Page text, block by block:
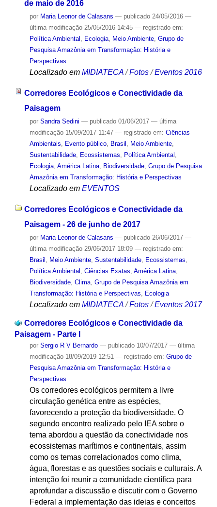
de maio de 2016
por Maria Leonor de Calasans — publicado24/05/2016 —
última modificação25/05/2016 14:45 — registrado em:
Política Ambiental , Ecologia, Meio Ambiente, Grupo de
Pesquisa Amazônia em Transformação: História e
Perspectivas
Localizado em MIDIATECA /Fotos /Eventos 2016
Corredores Ecológicos e Conectividade da
Paisagem
por Sandra Sedini — publicado01/06/2017 — última
modificação15/09/2017 11:47 — registrado em: Ciências
Ambientais, Evento público, Brasil , Meio Ambiente,
Sustentabilidade, Ecossistemas, Política Ambiental ,
Ecologia, América Latina, Biodiversidade, Grupo de Pesquisa
Amazônia em Transformação: História e Perspectivas
Localizado em EVENTOS
Corredores Ecológicos e Conectividade da
Paisagem - 26 de junho de 2017
por Maria Leonor de Calasans — publicado26/06/2017 —
última modificação29/06/2017 18:09 — registrado em:
Brasil
Meio Ambiente, Sustentabilidade, Ecossistemas
Política Ambiental Ciências Exatas América Latina,
Biodiversidade, Clima, Grupo de Pesquisa Amazônia em
Transformação: História e Perspectivas
Ecologia
Localizado em MIDIATECA /Fotos /Eventos 2017
Corredores Ecológicos e Conectividade da
Paisagem - Parte I
por Sergio R V Bernardo — publicado10/07/2017 — última
modificação18/09/2019 12:51 — registrado em: Grupo de
Pesquisa Amazônia em Transformação: História e
Perspectivas
Os corredores ecológicos permitem a livre
circulação genética entre as espécies,
favorecendo a proteção da biodiversidade. O
segundo encontro realizado pelo IEA sobre o
tema abordou a questão da conectividade nos
ecossistemas marítimos e continentais, assim
como os temas correlacionados como clima,
água, florestas e as questões sociais e culturais. A
intenção foi reunir a comunidade científica para
aprofundar a discussão e discutir com o Governo
Federal a implementação das ideias e conceitos